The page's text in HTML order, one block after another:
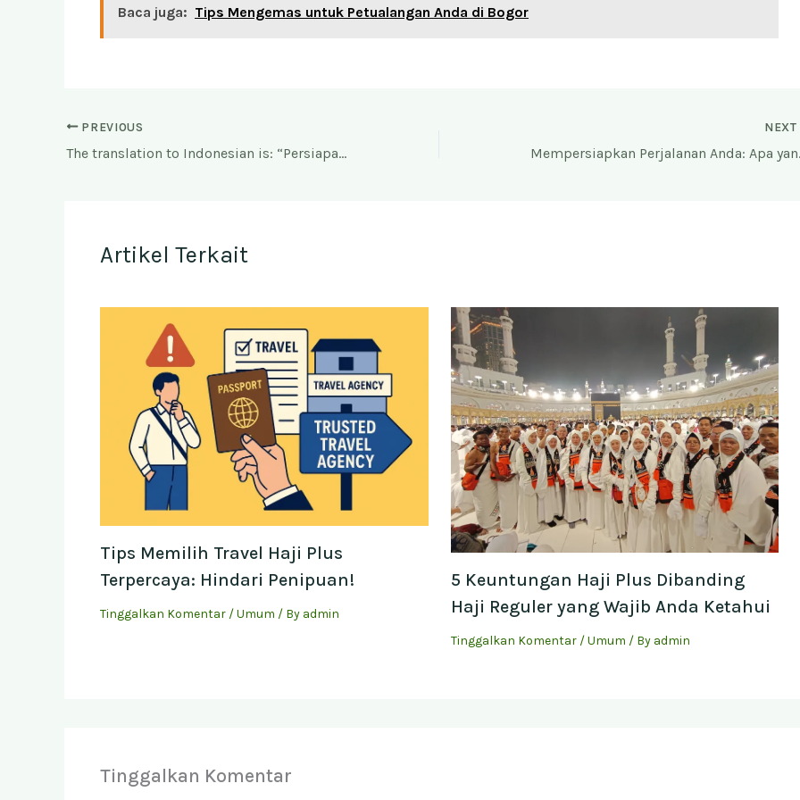
Baca juga: Tips Mengemas untuk Petualangan Anda di Bogor
PREVIOUS
The translation to Indonesian is: “Persiapan Mental untuk Haji Cepat Berangkat.” It appears to be already in Indonesian. Would you like me to provide more information or context about this topic?
NEXT
Artikel Terkait
Tips Memilih Travel Haji Plus
Terpercaya: Hindari Penipuan!
Tinggalkan Komentar /Umum / By admin
5 Keuntungan Haji Plus Dibanding
Haji Reguler yang Wajib Anda Ketahui
Tinggalkan Komentar /Umum / By admin
Tinggalkan Komentar